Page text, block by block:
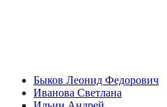
Быков Леонид Федорович
Иванова Светлана